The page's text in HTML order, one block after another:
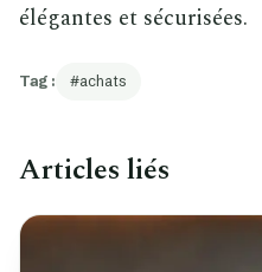
élégantes et sécurisées.
Tag : achats
Articles liés